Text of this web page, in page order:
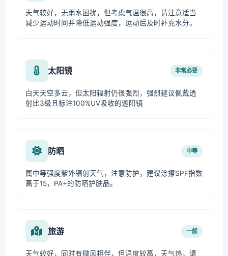
天气较好，无雨水困扰，但考虑气温很高，请注意适当
减少运动时间并降低运动强度，运动后及时补充水分。
太阳镜 非常必要
白天天空多云，但太阳辐射仍很强烈，强烈建议佩戴透
射比3级且标注100%UV吸收的遮阳镜
防晒 中等
属中等强度紫外辐射天气，注意防护，建议涂擦SPF指数
高于15，PA+的防晒护肤品。
旅游 一般
天气较好，同时有微风相伴，但温度较高，天气热，请